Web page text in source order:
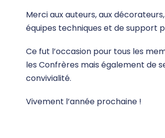
Merci aux auteurs, aux
équipes techniques et de support
Ce fut l’occasion pour tous les
les Confrères mais également de
convivialité.
Vivement l’année prochaine !